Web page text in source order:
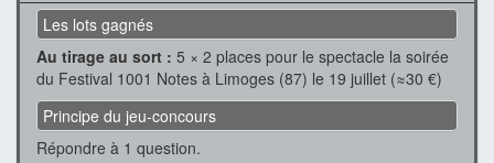
Les lots gagnés
Au tirage au sort : 5 × 2 places pour le spectacle la soirée
du Festival 1001 Notes à Limoges (87) le 19 juillet (≈30 €)
Principe du jeu-concours
Répondre à 1 question.